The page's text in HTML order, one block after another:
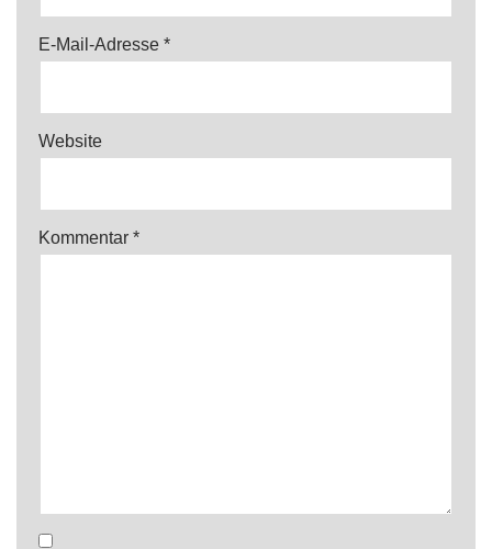
E-Mail-Adresse *
Website
Kommentar *